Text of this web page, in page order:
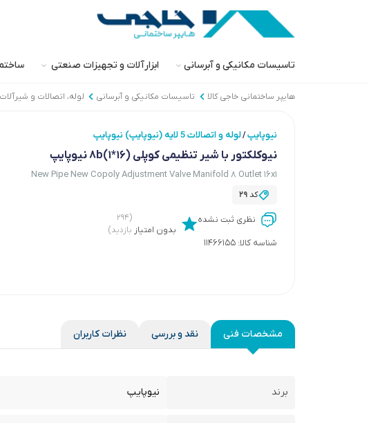
تاسیسات مکانیکی و آبرسانی ابزارآلات و تجهیزات صنعتی
هایپر ساختمانی خاجی‌ کالا تاسیسات مکانیکی و آبرسانی لوله، اتصالات و شیرآلات
نیوپایپ/لوله و اتصالات 5 لایه (نیوپایپ) نیوپایپ
نیوکلکتور با شیر تنظیمی کوپلی (16*1)8b نیوپایپ
New Pipe New Copoly Adjustment Valve Manifold 8 Outlet 16x1
کد29
نظری ثبت نشده
بدون امتیاز
(۲۹۴
بازدید)
شناسه کالا: 11466155
مشخصات فنی نقد و بررسی نظرات کاربران
برند نیوپایپ